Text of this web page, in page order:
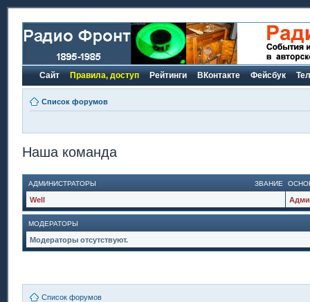
Сайт Правила, доступ Рейтинги ВКонтакте Фейсбук
Список форумов
Наша команда
ЗВАНИЕ
АДМИНИСТРАТОРЫ
Well
МОДЕРАТОРЫ
Модераторы отсутствуют.
Список форумов